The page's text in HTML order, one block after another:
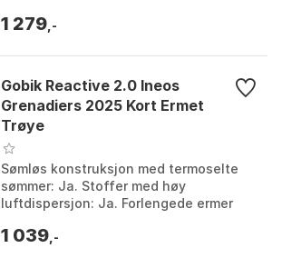
Funksjoner: Silikonarmg...
1 279 ,-
Gobik Reactive 2.0 Ineos
Grenadiers 2025 Kort Ermet
Trøye
Sømløs konstruksjon med termoselte
sømmer: Ja. Stoffer med høy
luftdispersjon: Ja. Forlengede ermer
glidelås foran: Ja. Farge...
1 039 ,-